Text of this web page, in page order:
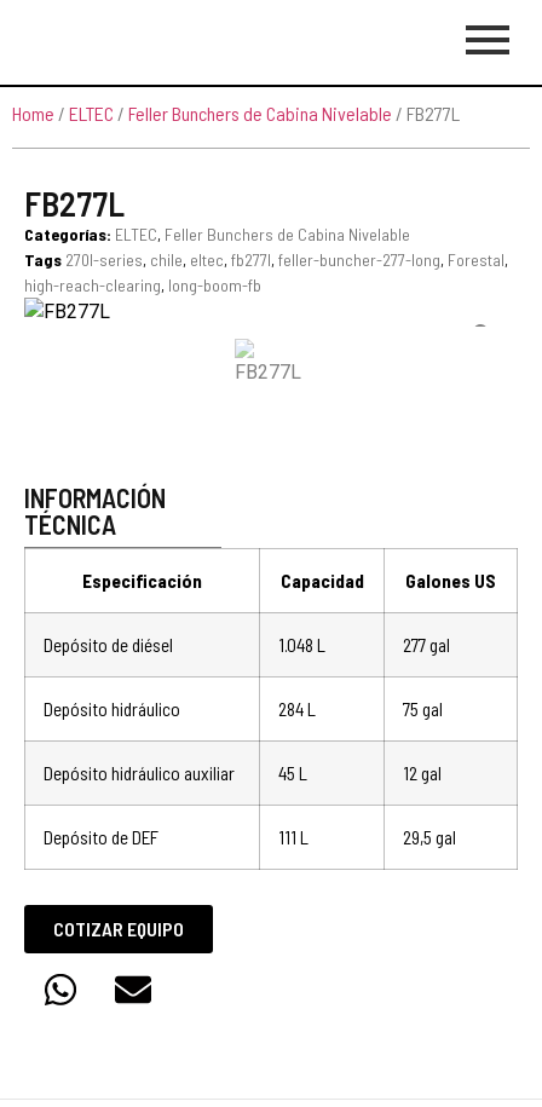
Home / ELTEC / Feller Bunchers de Cabina Nivelable / FB277L
FB277L
Categorías: ELTEC, Feller Bunchers de Cabina Nivelable
Tags 270l-series, chile, eltec, fb277l, feller-buncher-277-long, Forestal,
high-reach-clearing, long-boom-fb
INFORMACIÓN
TÉCNICA
Especificación Capacidad Galones US
Depósito de diésel 1.048 L 277 gal
Depósito hidráulico 284 L 75 gal
Depósito hidráulico auxiliar 45 L 12 gal
Depósito de DEF 111 L 29,5 gal
COTIZAR EQUIPO